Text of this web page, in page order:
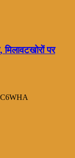
मिलावटखोरों पर